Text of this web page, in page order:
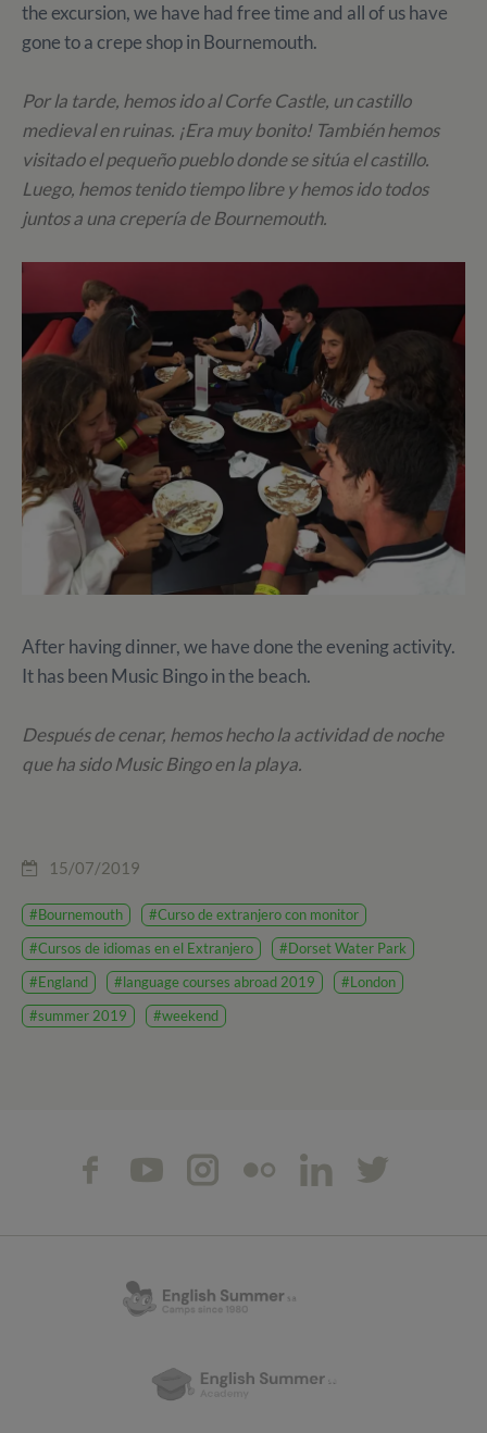
the excursion, we have had free time and all of us have
gone to a crepe shop in Bournemouth.
Por la tarde, hemos ido al Corfe Castle, un castillo
medieval en ruinas. ¡Era muy bonito! También hemos
visitado el pequeño pueblo donde se sitúa el castillo.
Luego, hemos tenido tiempo libre y hemos ido todos
juntos a una crepería de Bournemouth.
After having dinner, we have done the evening activity.
It has been Music Bingo in the beach.
Después de cenar, hemos hecho la actividad de noche
que ha sido Music Bingo en la playa.
15/07/2019
#Bournemouth
#Curso de extranjero con monitor
#Cursos de idiomas en el Extranjero
#Dorset Water Park
#England
#language courses abroad 2019
#London
#summer 2019
#weekend